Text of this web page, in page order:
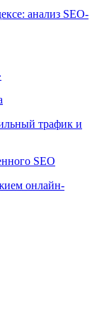
анализ SEO-
трафик и
SEO
онлайн-